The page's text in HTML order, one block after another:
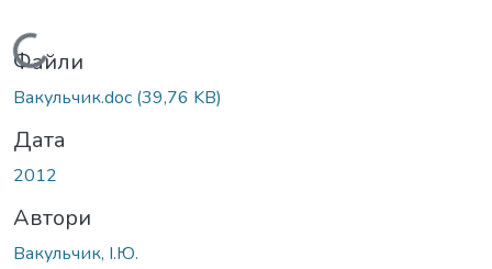
Вантажиться...
Файли
Вакульчик.doc (39,76 KB)
Дата
2012
Автори
Вакульчик, I.Ю.